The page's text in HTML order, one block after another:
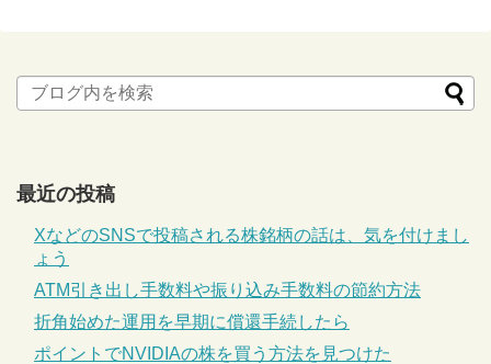
最近の投稿
XなどのSNSで投稿される株銘柄の話は、気を付けまし
ょう
ATM引き出し手数料や振り込み手数料の節約方法
折角始めた運用を早期に償還手続したら
ポイントでNVIDIAの株を買う方法を見つけた